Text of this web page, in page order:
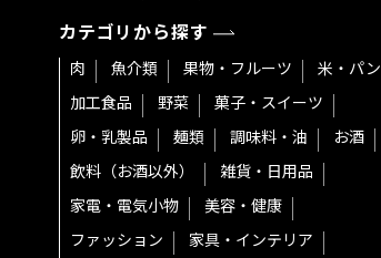
カテゴリから探す
肉 魚介類 果物・フルーツ
米・パン
加工食品
野菜
菓子・スイーツ
卵・乳製品
麺類 調味料・油
お酒
飲料（お酒以外）
雑貨・日用品
家電・電気小物
美容・健康
ファッション
家具・インテリア